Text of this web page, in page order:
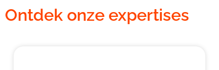
Ontdek onze expertises